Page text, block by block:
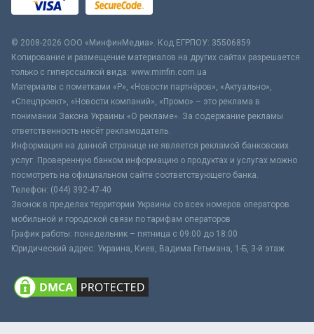
© 2008-2026 ООО «МинфинМедиа». Код ЕГРПОУ: 35506859
Копирование и размещение материалов на других сайтах разрешается
только с гиперссылкой вида: www.minfin.com.ua
Материалы с пометками «Р», «Новости партнёров», «Актуально»,
«Спецпроект», «Новости компаний», «Промо» – это реклама в
понимании Закона Украины «О рекламе». За содержание рекламы
ответственность несёт рекламодатель.
Информация на данной странице не является рекламой банковских
услуг. Проверенную банком информацию о продуктах и услугах можно
посмотреть на официальном сайте соответствующего банка.
Телефон: (044) 392-47-40
Звонок в пределах территории Украины со всех номеров операторов
мобильной и городской связи по тарифам операторов
График работы: понедельник – пятница с 09:00 до 18:00
Юридический адрес: Украина, Киев, Вадима Гетьмана, 1-Б, 3-й этаж